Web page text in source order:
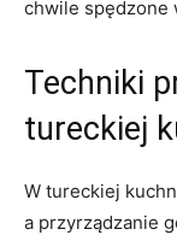
chwile spędzone
Techniki
tureckiej
W tureckiej
a⁣ przyrządzanie